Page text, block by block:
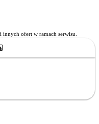
innych ofert w ramach serwisu.
Image